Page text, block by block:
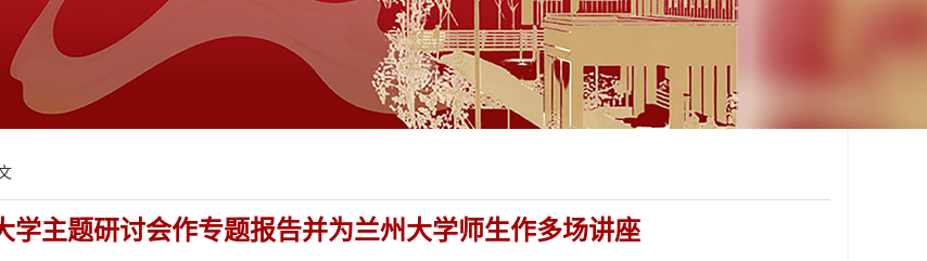
学主题研讨会作专题报告并为兰州大学师生作多场讲座